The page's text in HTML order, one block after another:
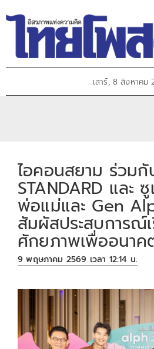
เสาร์, 8 สิงหาคม
ไอคอนสยาม ร่วมกั
STANDARD และ
พ่อแม่และ Gen
สัมผัสประสบการณ์
ศักยภาพเพื่ออนาค
9 พฤษภาคม 2569 เวลา 12:14 น.